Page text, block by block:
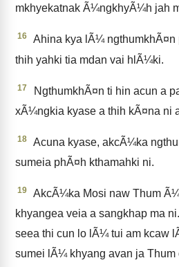
mkhyekatnak Ã¼ngkhyÃ¼h jah
16
Ahina kya lÃ¼ ngthumkhÃ¤n
thih yahki tia mdan vai hlÃ¼ki.
17
NgthumkhÃ¤n ti hin acun a
xÃ¼ngkia kyase a thih kÃ¤na ni
18
Acuna kyase, akcÃ¼ka
sumeia phÃ¤h kthamahki ni.
19
AkcÃ¼ka Mosi naw Thum
khyangea veia a sangkhap ma
seea thi cun lo lÃ¼ tui am kcaw
sumei lÃ¼ khyang avan ja